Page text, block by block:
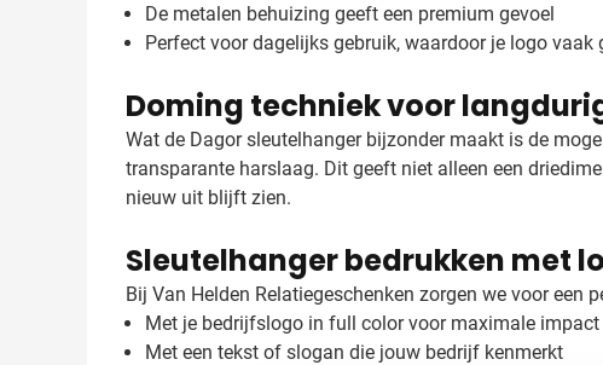
De metalen behuizing geeft een premium gevoel
Perfect voor dagelijks gebruik, waardoor je logo vaak
Doming techniek voor
Wat de Dagor sleutelhanger bijzonder maakt is de
transparante harslaag. Dit geeft niet alleen een
nieuw uit blijft zien.
Sleutelhanger bedrukken met
Bij Van Helden Relatiegeschenken zorgen we voor een
Met je bedrijfslogo in full color voor maximale impact
Met een tekst of slogan die jouw bedrijf kenmerkt